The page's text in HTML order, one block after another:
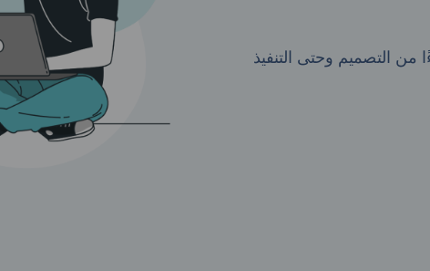
من التصميم وحتى التنفيذ